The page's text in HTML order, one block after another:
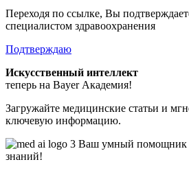
Переходя по ссылке, Вы
специалистом здравоохранения
Подтверждаю
Искусственный интеллект
теперь на Bayer Академия!
Загружайте медицинские статьи и
ключевую информацию.
Ваш умный помощник
знаний!